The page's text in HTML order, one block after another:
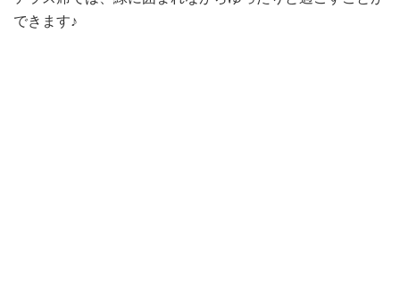
できます♪